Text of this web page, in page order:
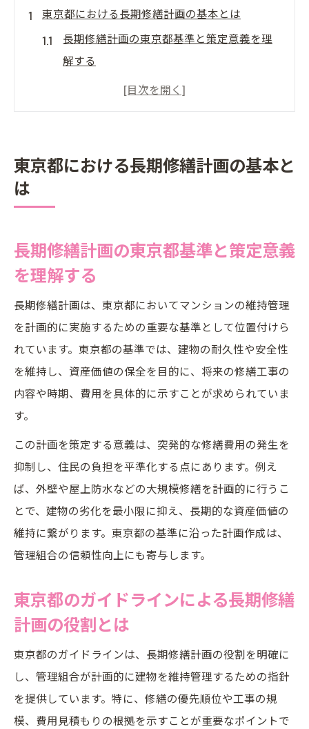
東京都における長期修繕計画の基本とは
長期修繕計画の東京都基準と策定意義を理
解する
東京都のガイドラインによる長期修繕計画
長期修繕計画の基本構成と東京都独自の特
イント
計画書作成で押さえるべき長期修繕計画の要点
長期修繕計画書作成時に必要な主要項目の
整理
東京都の長期修繕計画書で重視すべき内容
とは
長期修繕計画書に盛り込むべき修繕項目の
管理組合が知っておくべき長期修繕計画作
成の流れ
長期修繕計画書作成に役立つ東京都の指針
活用法
長期修繕計画の作成義務と東京都の最新動向
長期修繕計画作成の法的義務と東京都の現
東京都で求められる長期修繕計画の義務化
動向
管理組合が把握すべき長期修繕計画の義務
内容
東京都の最新ガイドラインと長期修繕計画
の関係
東京都における長期修繕計画の基本と
は
長期修繕計画の東京都基準と策定意義
を理解する
長期修繕計画は、東京都においてマンションの維持管理
を計画的に実施するための重要な基準として位置付けら
れています。東京都の基準では、建物の耐久性や安全性
を維持し、資産価値の保全を目的に、将来の修繕工事の
内容や時期、費用を具体的に示すことが求められていま
す。
この計画を策定する意義は、突発的な修繕費用の発生を
抑制し、住民の負担を平準化する点にあります。例え
ば、外壁や屋上防水などの大規模修繕を計画的に行うこ
とで、建物の劣化を最小限に抑え、長期的な資産価値の
維持に繋がります。東京都の基準に沿った計画作成は、
管理組合の信頼性向上にも寄与します。
東京都のガイドラインによる長期修繕
計画の役割とは
東京都のガイドラインは、長期修繕計画の役割を明確に
し、管理組合が計画的に建物を維持管理するための指針
を提供しています。特に、修繕の優先順位や工事の規
模、費用見積もりの根拠を示すことが重要なポイントで